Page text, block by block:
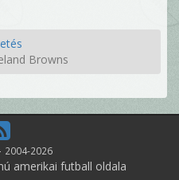
Browns
2004-2026
amerikai futball oldala